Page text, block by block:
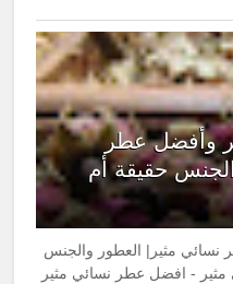
وأفضل عطر
حقيقة أم
مثير| العطور والجنس
- افضل عطر نسائي مثير